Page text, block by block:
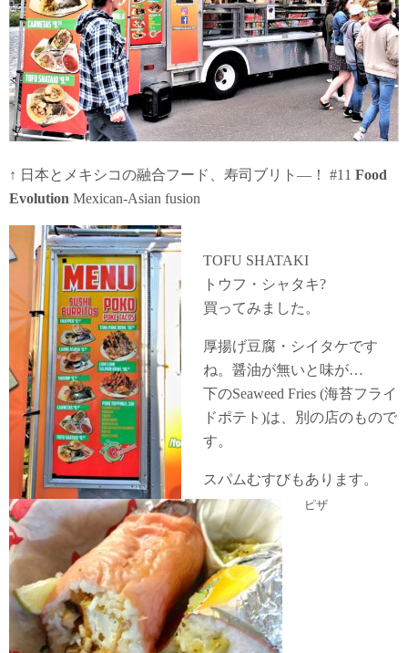
↑ 日本とメキシコの融合フード、寿司ブリト―！ #11 Food
Evolution Mexican-Asian fusion
TOFU SHATAKI
トウフ・シャタキ?
買ってみました。
厚揚げ豆腐・シイタケです
ね。醤油が無いと味が…
下のSeaweed Fries (海苔フライ
ドポテト)は、別の店のもので
す。
スパムむすびもあります。
ピザ